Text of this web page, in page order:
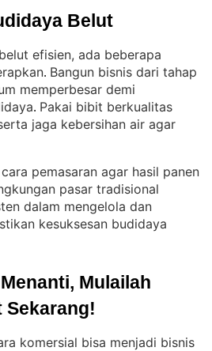
Belut
efisien, ada beberapa
. Bangun bisnis dari tahap
memperbesar demi
. Pakai bibit berkualitas
jaga kebersihan air agar
pemasaran agar hasil panen
pasar tradisional
dalam mengelola dan
kesuksesan budidaya
Mulailah
Sekarang!
komersial bisa menjadi bisnis